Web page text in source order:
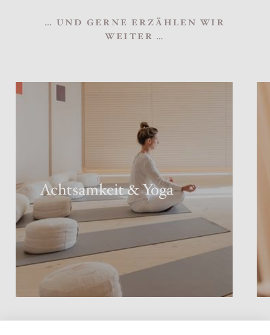
… UND GERNE ERZÄHLEN WIR
WEITER …
Achtsamkeit & Yoga